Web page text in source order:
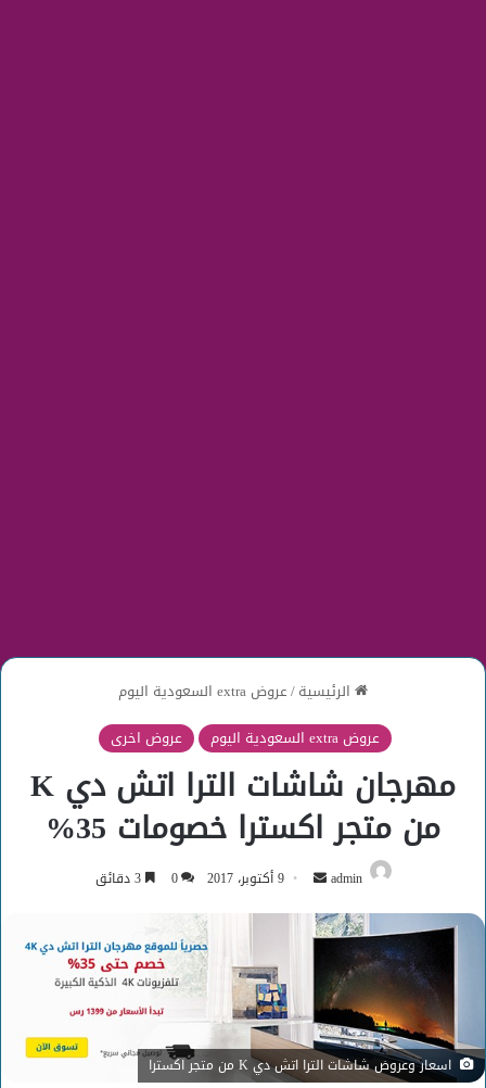
الرئيسية/عروض extra السعودية اليوم
عروض extra السعودية اليوم
عروض اخرى
مهرجان شاشات الترا اتش دي K
من متجر اكسترا خصومات 35%
admin
أرسل 9 أكتوبر، 2017 0 3 دقائق
اسعار وعروض شاشات الترا اتش دي K من متجر اكسترا